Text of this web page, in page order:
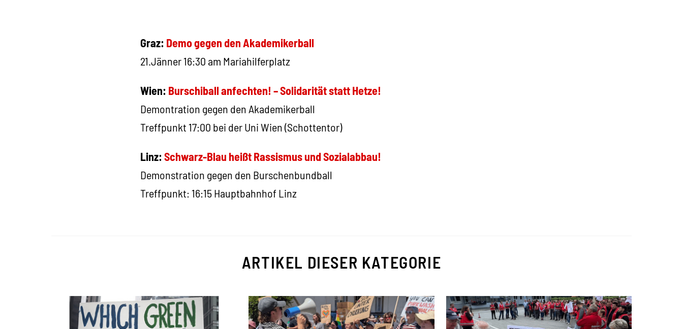
Graz: Demo gegen den Akademikerball
21.Jänner 16:30 am Mariahilferplatz
Wien: Burschiball anfechten! – Solidarität statt Hetze!
Demontration gegen den Akademikerball
Treffpunkt 17:00 bei der Uni Wien (Schottentor)
Linz:Schwarz-Blau heißt Rassismus und Sozialabbau!
Demonstration gegen den Burschenbundball
Treffpunkt: 16:15 Hauptbahnhof Linz
ARTIKEL DIESER KATEGORIE